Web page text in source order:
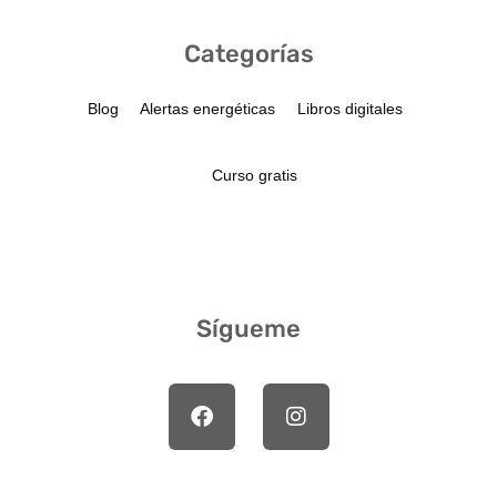
Categorías
Blog Alertas energéticas Libros digitales
Curso gratis
Sígueme